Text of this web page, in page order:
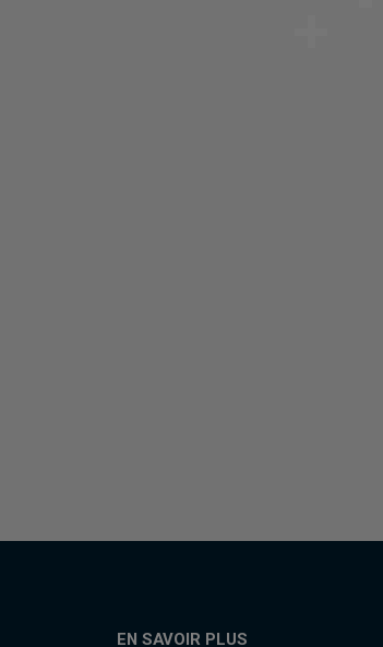
EN SAVOIR PLUS